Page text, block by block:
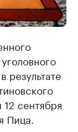
результате
сентября
Пица.